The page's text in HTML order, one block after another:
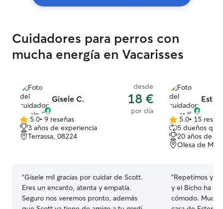
Cuidadores para perros con
mucha energía en Vacarisses
Gisele C.
desde
18 €
por día
5.0
de
5
5.0• 9 reseñas
3 años de experiencia
Terrassa, 08224
“Gisele mil gracias por cuidar de Scott.
Eres un encanto, atenta y empatía.
Seguro nos veremos pronto, además
Ester
5.0
de
5
estrellas
5.0• 15
5 dueños
20 años de
Olesa de
“Repetimos y
y el Bicho ha
cómodo.